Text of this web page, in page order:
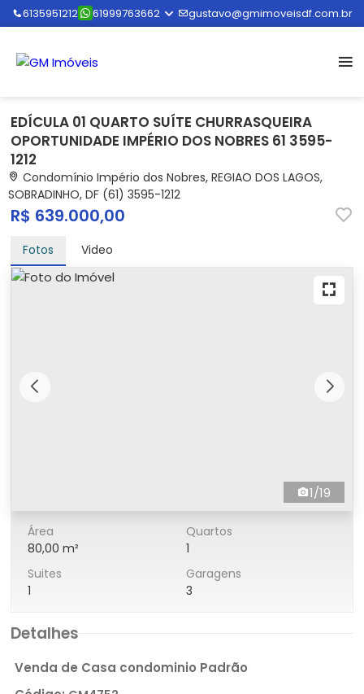
6135951212 61999763662 gustavo@gmimoveisdf.com.br
EDÍCULA 01 QUARTO SUÍTE CHURRASQUEIRA
OPORTUNIDADE IMPÉRIO DOS NOBRES 61 3595-
1212
Condomínio Império dos Nobres, REGIAO DOS LAGOS,
SOBRADINHO, DF (61) 3595-1212
R$ 639.000,00
Fotos Video
1/19
Área
80,00 m²
Quartos
1
Suites
1
Garagens
3
Detalhes
Venda de Casa condominio Padrão